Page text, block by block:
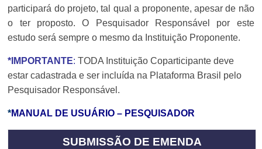
participará do projeto, tal qual a proponente, apesar de não
o ter proposto. O Pesquisador Responsável por este
estudo será sempre o mesmo da Instituição Proponente.
*IMPORTANTE: TODA Instituição Coparticipante deve
estar cadastrada e ser incluída na Plataforma Brasil pelo
Pesquisador Responsável.
*MANUAL DE USUÁRIO – PESQUISADOR
SUBMISSÃO DE EMENDA